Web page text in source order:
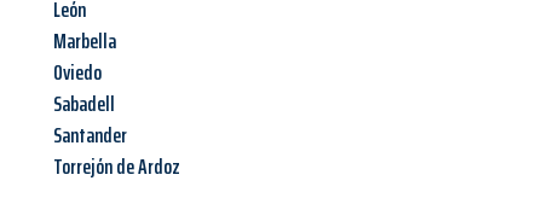
León
Marbella
Oviedo
Sabadell
Santander
Torrejón de Ardoz